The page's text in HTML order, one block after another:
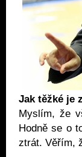
Jak těžké je
Myslím, že
Hodně se o
ztrát. Věřím,